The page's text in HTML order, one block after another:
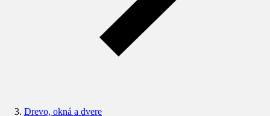
Drevo, okná a dvere